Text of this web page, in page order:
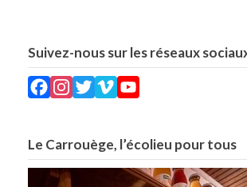
Suivez-nous sur les réseaux
Facebook
Instagram
Twitter
Vimeo
Le Carrouège, l’écolieu pour tous